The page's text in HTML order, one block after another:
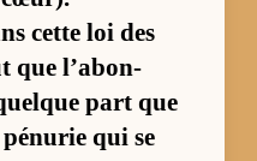
cette loi des
que l’abon­
part que
qui se